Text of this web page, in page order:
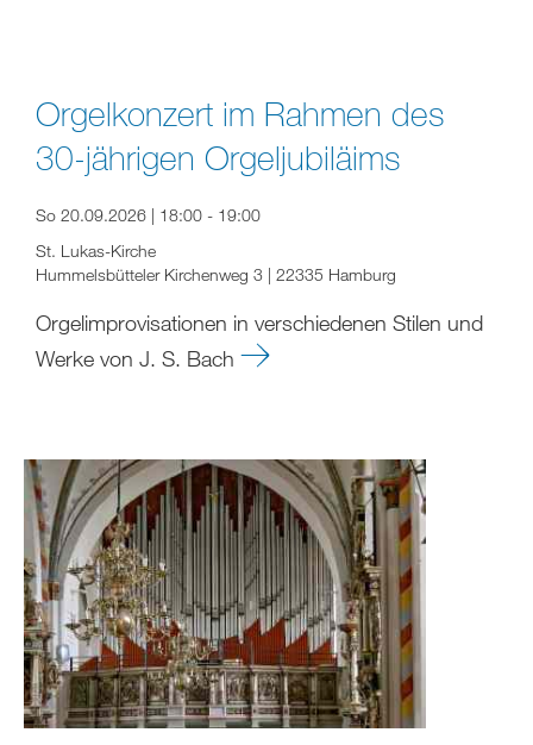
Orgelkonzert im Rahmen des
30-jährigen Orgeljubiläims
So 20.09.2026 | 18:00 - 19:00
St. Lukas-Kirche
Hummelsbütteler Kirchenweg 3 | 22335 Hamburg
Orgelimprovisationen in verschiedenen Stilen und
Werke von J. S. Bach